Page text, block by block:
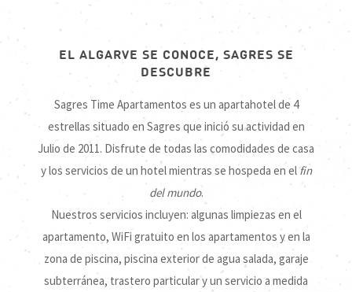
EL ALGARVE SE CONOCE, SAGRES SE
DESCUBRE
Sagres Time Apartamentos es un apartahotel de 4
estrellas situado en Sagres que inició su actividad en
Julio de 2011. Disfrute de todas las comodidades de casa
y los servicios de un hotel mientras se hospeda en elfin
del mundo.
Nuestros servicios incluyen: algunas limpiezas en el
apartamento, WiFi gratuito en los apartamentos y en la
zona de piscina, piscina exterior de agua salada, garaje
subterránea, trastero particular y un servicio a medida